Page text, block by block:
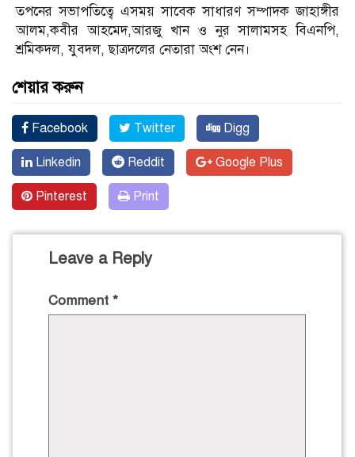
তপনের সভাপতিত্বে এসময় সাবেক সাধারণ সম্পাদক জাহাঙ্গীর
আলম,কবীর আহমেদ,আরজু খান ও নুর সালামসহ বিএনপি,
শ্রমিকদল, যুবদল, ছাত্রদলের নেতারা অংশ নেন।
শেয়ার করুন
Facebook Twitter Digg
Linkedin Reddit Google Plus
Pinterest Print
Leave a Reply
Comment *